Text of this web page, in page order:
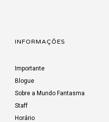
INFORMAÇÕES
Importante
Blogue
Sobre a Mundo Fantasma
Staff
Horário